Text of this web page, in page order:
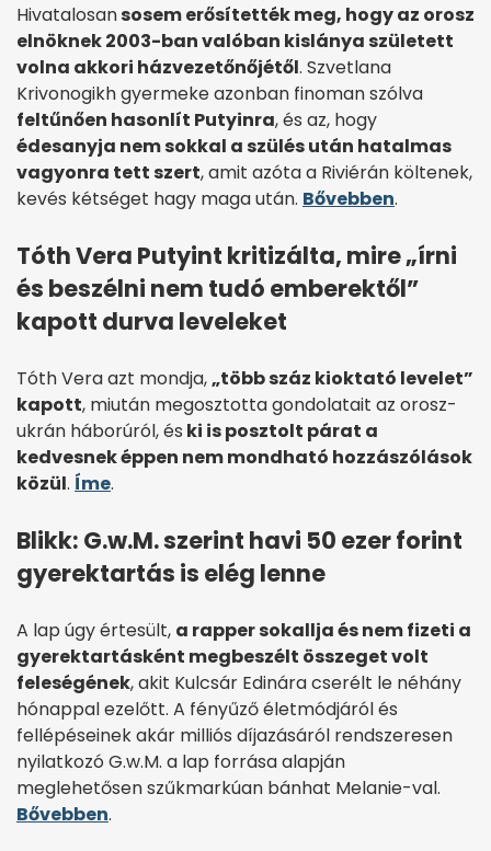
Hivatalosansosem erősítették meg, hogy az orosz
elnöknek 2003-ban valóban kislánya született
volna akkori házvezetőnőjétől. Szvetlana
Krivonogikh gyermeke azonban finoman szólva
feltűnően hasonlít Putyinra, és az, hogy
édesanyja nem sokkal a szülés után hatalmas
vagyonra tett szert, amit azóta a Riviérán költenek,
kevés kétséget hagy maga után. Bővebben.
Tóth Vera Putyint kritizálta, mire „írni
és beszélni nem tudó emberektől”
kapott durva leveleket
Tóth Vera azt mondja,„több száz kioktató levelet”
kapott, miután megosztotta gondolatait az orosz-
ukrán háborúról, és ki is posztolt párat a
kedvesnek éppen nem mondható hozzászólások
közül. Íme.
Blikk: G.w.M. szerint havi 50 ezer forint
gyerektartás is elég lenne
A lap úgy értesült, a rapper sokallja és nem fizeti a
gyerektartásként megbeszélt összeget volt
feleségének, akit Kulcsár Edinára cserélt le néhány
hónappal ezelőtt. A fényűző életmódjáról és
fellépéseinek akár milliós díjazásáról rendszeresen
nyilatkozó G.w.M. a lap forrása alapján
meglehetősen szűkmarkúan bánhat Melanie-val.
Bővebben.